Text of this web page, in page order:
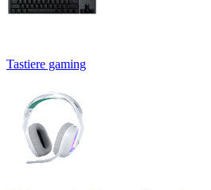
Tastiere gaming